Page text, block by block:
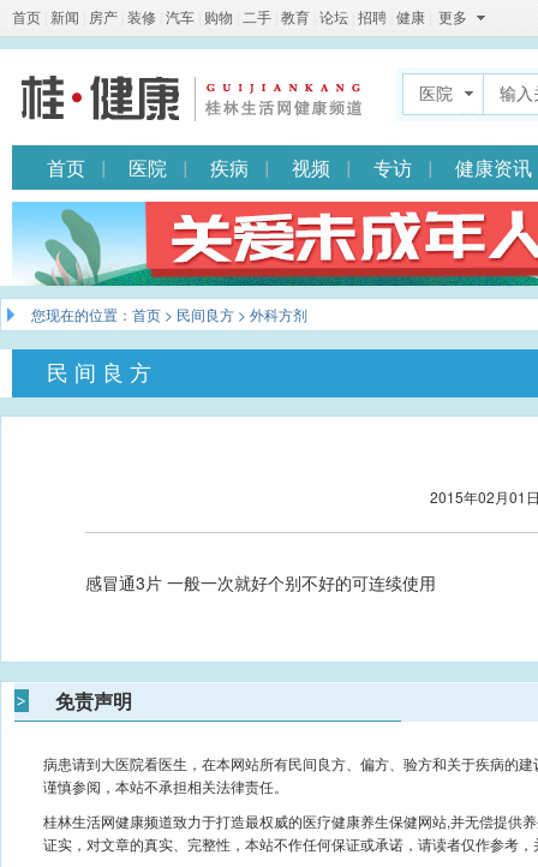
首页 新闻 房产 装修 汽车 购物 二手 教育 论坛 招聘 健康 更多
医院
首页 医院 疾病 视频 专访 健康资讯
您现在的位置： 首页 > 民间良方 > 外科方剂
民间良方
2015年02月01
感冒通3片 一般一次就好个别不好的可连续使用
免责声明
病患请到大医院看医生，在本网站所有民间良方、偏方、验方和关于疾病的
谨慎参阅，本站不承担相关法律责任。
桂林生活网健康频道致力于打造最权威的医疗健康养生保健网站,并无偿提供
证实，对文章的真实、完整性，本站不作任何保证或承诺，请读者仅作参考